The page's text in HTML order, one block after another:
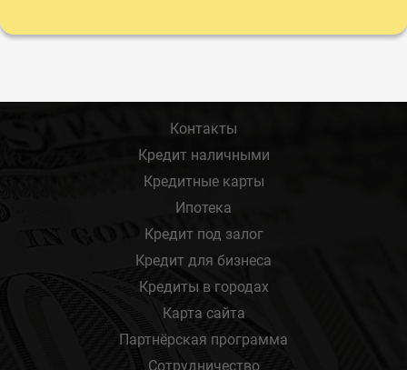
Контакты
Кредит наличными
Кредитные карты
Ипотека
Кредит под залог
Кредит для бизнеса
Кредиты в городах
Карта сайта
Партнёрская программа
Сотрудничество